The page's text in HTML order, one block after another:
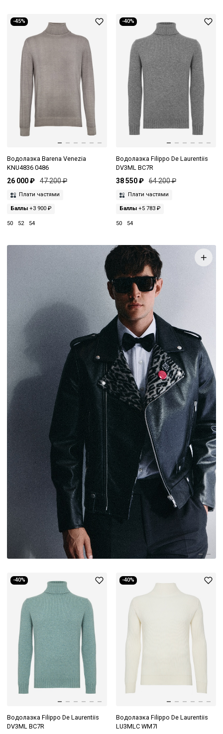
-45%
Водолазка Barena Venezia
KNU4836 0486
26 000 ₽ 47 200 ₽
Плати частями
Баллы +3 900 ₽
50 52 54
-40%
Водолазка Filippo De Laurentiis
DV3ML BC7R
38 550 ₽ 64 200 ₽
Плати частями
Баллы+5 783 ₽
50 54
-40%
Водолазка Filippo De Laurentiis
DV3ML BC7R
-40%
Водолазка Filippo De Laurentiis
LU3MLC WM7I